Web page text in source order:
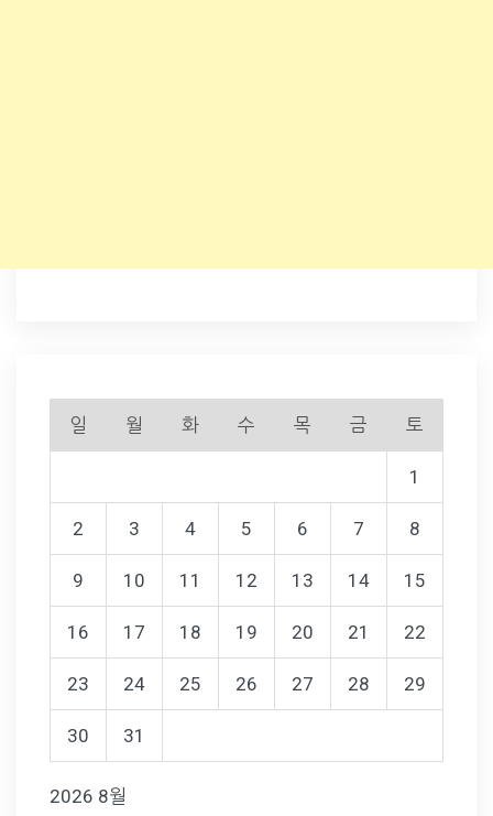
2026 8월
일 월 화 수 목 금 토
1
2 3 4 5 6 7 8
9 10 11 12 13 14 15
16 17 18 19 20 21 22
23 24 25 26 27 28 29
30 31